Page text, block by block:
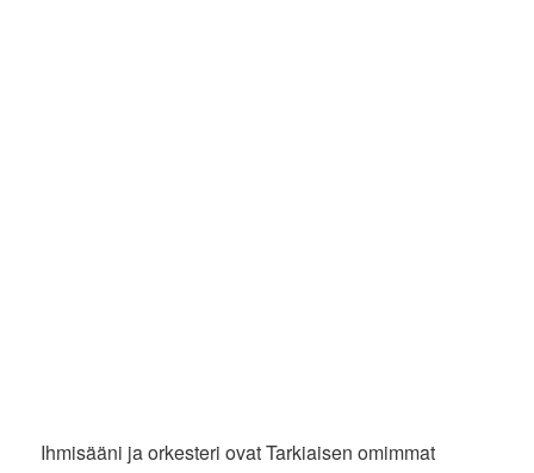
Ihmisääni ja orkesteri ovat Tarkiaisen omimmat